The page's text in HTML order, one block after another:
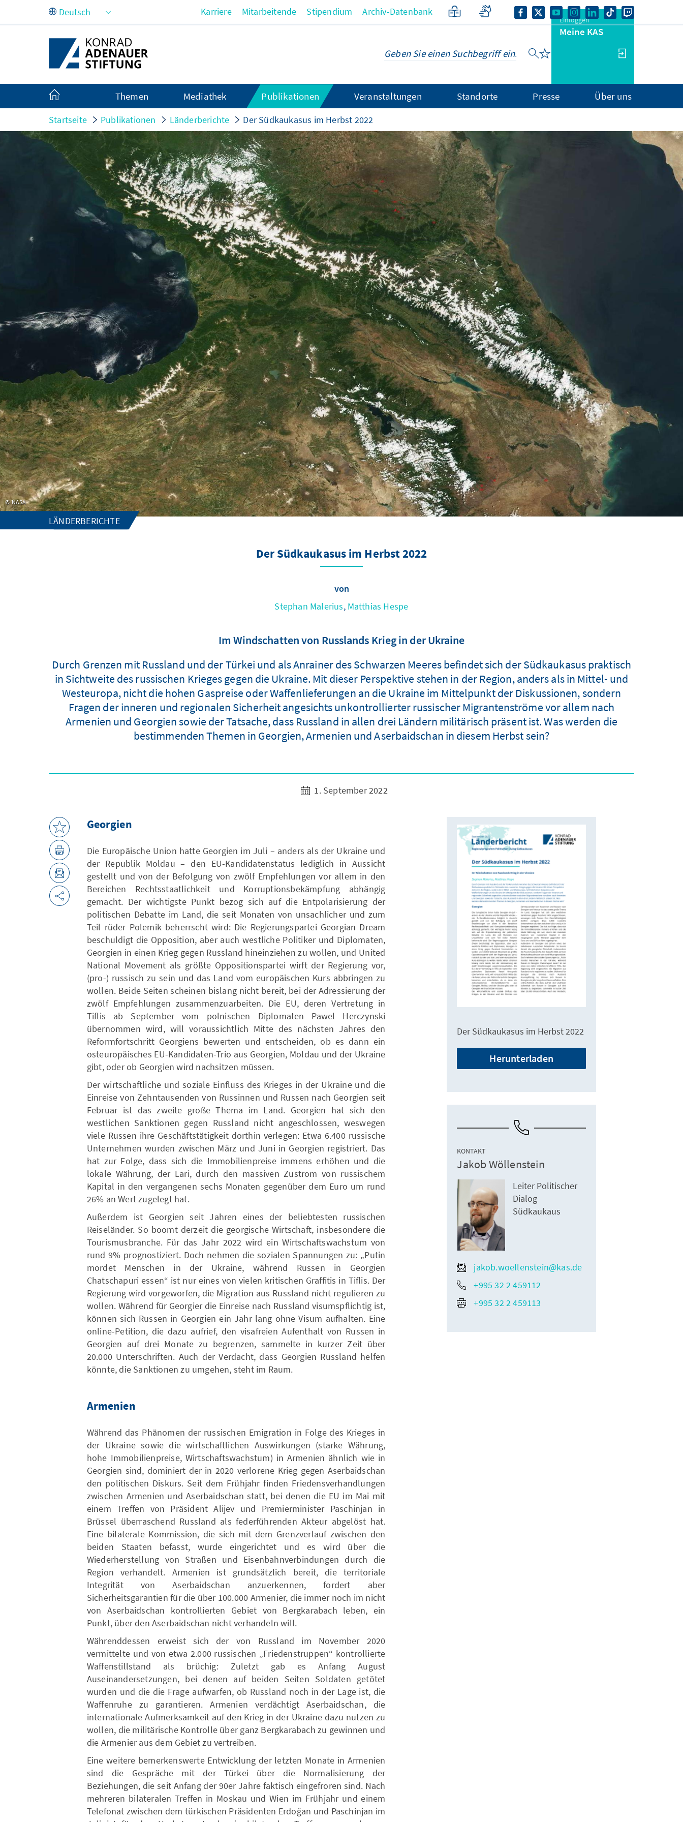
Zum Hauptinhalt springen Karriere Mitarbeitende Stipendium Archiv-Datenbank
Einloggen
Meine KAS
Themen Mediathek Publikationen Veranstaltungen Standorte Presse Über uns
Startseite Publikationen Länderberichte Der Südkaukasus im Herbst 2022
NASA
LÄNDERBERICHTE
Der Südkaukasus im Herbst 2022
von
Stephan Malerius, Matthias Hespe
Im Windschatten von Russlands Krieg in der Ukraine
Durch Grenzen mit Russland und der Türkei und als Anrainer des Schwarzen Meeres befindet sich der Südkaukasus praktisch
in Sichtweite des russischen Krieges gegen die Ukraine. Mit dieser Perspektive stehen in der Region, anders als in Mittel- und
Westeuropa, nicht die hohen Gaspreise oder Waffenlieferungen an die Ukraine im Mittelpunkt der Diskussionen, sondern
Fragen der inneren und regionalen Sicherheit angesichts unkontrollierter russischer Migrantenströme vor allem nach
Armenien und Georgien sowie der Tatsache, dass Russland in allen drei Ländern militärisch präsent ist. Was werden die
bestimmenden Themen in Georgien, Armenien und Aserbaidschan in diesem Herbst sein?
1. September 2022
Georgien
Die Europäische Union hatte Georgien im Juli – anders als der Ukraine und
der Republik Moldau – den EU-Kandidatenstatus lediglich in Aussicht
gestellt und von der Befolgung von zwölf Empfehlungen vor allem in den
Bereichen Rechtsstaatlichkeit und Korruptionsbekämpfung abhängig
gemacht. Der wichtigste Punkt bezog sich auf die Entpolarisierung der
politischen Debatte im Land, die seit Monaten von unsachlicher und zum
Teil rüder Polemik beherrscht wird: Die Regierungspartei Georgian Dream
beschuldigt die Opposition, aber auch westliche Politiker und Diplomaten,
Georgien in einen Krieg gegen Russland hineinziehen zu wollen, und United
National Movement als größte Oppositionspartei wirft der Regierung vor,
(pro-) russisch zu sein und das Land vom europäischen Kurs abbringen zu
wollen. Beide Seiten scheinen bislang nicht bereit, bei der Adressierung der
zwölf Empfehlungen zusammenzuarbeiten. Die EU, deren Vertretung in
Tiflis ab September vom polnischen Diplomaten Pawel Herczynski
übernommen wird, will voraussichtlich Mitte des nächsten Jahres den
Reformfortschritt Georgiens bewerten und entscheiden, ob es dann ein
osteuropäisches EU-Kandidaten-Trio aus Georgien, Moldau und der Ukraine
gibt, oder ob Georgien wird nachsitzen müssen.
Der wirtschaftliche und soziale Einfluss des Krieges in der Ukraine und die
Einreise von Zehntausenden von Russinnen und Russen nach Georgien seit
Februar ist das zweite große Thema im Land. Georgien hat sich den
westlichen Sanktionen gegen Russland nicht angeschlossen, weswegen
viele Russen ihre Geschäftstätigkeit dorthin verlegen: Etwa 6.400 russische
Unternehmen wurden zwischen März und Juni in Georgien registriert. Das
hat zur Folge, dass sich die Immobilienpreise immens erhöhen und die
lokale Währung, der Lari, durch den massiven Zustrom von russischem
Kapital in den vergangenen sechs Monaten gegenüber dem Euro um rund
26% an Wert zugelegt hat.
Außerdem ist Georgien seit Jahren eines der beliebtesten russischen
Reiseländer. So boomt derzeit die georgische Wirtschaft, insbesondere die
Tourismusbranche. Für das Jahr 2022 wird ein Wirtschaftswachstum von
rund 9% prognostiziert. Doch nehmen die sozialen Spannungen zu: „Putin
mordet Menschen in der Ukraine, während Russen in Georgien
Chatschapuri essen“ ist nur eines von vielen kritischen Graffitis in Tiflis. Der
Regierung wird vorgeworfen, die Migration aus Russland nicht regulieren zu
wollen. Während für Georgier die Einreise nach Russland visumspflichtig ist,
können sich Russen in Georgien ein Jahr lang ohne Visum aufhalten. Eine
online-Petition, die dazu aufrief, den visafreien Aufenthalt von Russen in
Georgien auf drei Monate zu begrenzen, sammelte in kurzer Zeit über
20.000 Unterschriften. Auch der Verdacht, dass Georgien Russland helfen
könnte, die Sanktionen zu umgehen, steht im Raum.
Armenien
Während das Phänomen der russischen Emigration in Folge des Krieges in
der Ukraine sowie die wirtschaftlichen Auswirkungen (starke Währung,
hohe Immobilienpreise, Wirtschaftswachstum) in Armenien ähnlich wie in
Georgien sind, dominiert der in 2020 verlorene Krieg gegen Aserbaidschan
den politischen Diskurs. Seit dem Frühjahr finden Friedensverhandlungen
zwischen Armenien und Aserbaidschan statt, bei denen die EU im Mai mit
einem Treffen von Präsident Alijev und Premierminister Paschinjan in
Brüssel überraschend Russland als federführenden Akteur abgelöst hat.
Eine bilaterale Kommission, die sich mit dem Grenzverlauf zwischen den
beiden Staaten befasst, wurde eingerichtet und es wird über die
Wiederherstellung von Straßen und Eisenbahnverbindungen durch die
Region verhandelt. Armenien ist grundsätzlich bereit, die territoriale
Integrität von Aserbaidschan anzuerkennen, fordert aber
Sicherheitsgarantien für die über 100.000 Armenier, die immer noch im nicht
von Aserbaidschan kontrollierten Gebiet von Bergkarabach leben, ein
Punkt, über den Aserbaidschan nicht verhandeln will.
Währenddessen erweist sich der von Russland im November 2020
vermittelte und von etwa 2.000 russischen „Friedenstruppen“ kontrollierte
Waffenstillstand als brüchig: Zuletzt gab es Anfang August
Auseinandersetzungen, bei denen auf beiden Seiten Soldaten getötet
wurden und die die Frage aufwarfen, ob Russland noch in der Lage ist, die
Waffenruhe zu garantieren. Armenien verdächtigt Aserbaidschan, die
internationale Aufmerksamkeit auf den Krieg in der Ukraine dazu nutzen zu
wollen, die militärische Kontrolle über ganz Bergkarabach zu gewinnen und
die Armenier aus dem Gebiet zu vertreiben.
Eine weitere bemerkenswerte Entwicklung der letzten Monate in Armenien
sind die Gespräche mit der Türkei über die Normalisierung der
Beziehungen, die seit Anfang der 90er Jahre faktisch eingefroren sind. Nach
mehreren bilateralen Treffen in Moskau und Wien im Frühjahr und einem
Telefonat zwischen dem türkischen Präsidenten Erdoğan und Paschinjan im
Der Südkaukasus im Herbst 2022
Herunterladen
KONTAKT
Jakob Wöllenstein
Leiter Politischer
Dialog
Südkaukaus
jakob.woellenstein@kas.de
+995 32 2 459112
+995 32 2 459113